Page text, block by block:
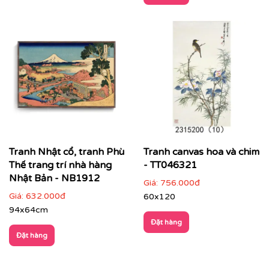
✔Không gian quán cà phê, khách sạn, spa: tăng trải
nghiệm vừa hoài niệm vừa hiện đại.
Tranh Nhật cổ, tranh Phù
Thế trang trí nhà hàng
Nhật Bản - NB1912
Giá: 632.000đ
94x64cm
Đặt hàng
Tranh canvas hoa và chim
- TT046321
Giá: 756.000đ
60x120
Đặt hàng